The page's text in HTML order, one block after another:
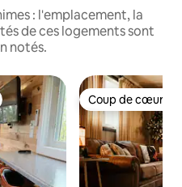
: l'emplacement, la
de ces logements sont
notés.
les plus aimésCoup de cœur
Coup de cœur